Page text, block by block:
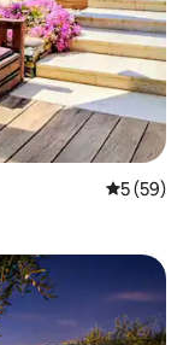
レビュー
5 (59)